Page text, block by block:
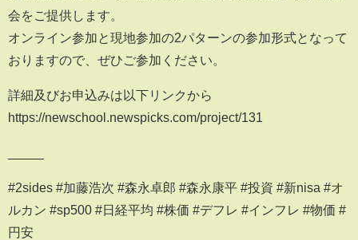
会をご提供します。
オンライン参加と現地参加の2パターンの参加形式となって
おりますので、ぜひご参加ください。
詳細及びお申込みは以下リンクから
https://newschool.newspicks.com/project/131
#2sides #加藤浩次 #森永卓郎 #森永康平 #投資 #新nisa #オ
ルカン #sp500 #日経平均 #株価 #デフレ #インフレ #物価 #
円安